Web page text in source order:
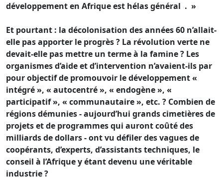
développement en Afrique est hélas général . »
Et pourtant : la décolonisation des années 60 n’allait-
elle pas apporter le progrès ? La révolution verte ne
devait-elle pas mettre un terme à la famine ? Les
organismes d’aide et d’intervention n’avaient-ils par
pour objectif de promouvoir le développement «
intégré », « autocentré », « endogène », «
participatif », « communautaire », etc. ? Combien de
régions démunies - aujourd’hui grands cimetières de
projets et de programmes qui auront coûté des
milliards de dollars - ont vu défiler des vagues de
coopérants, d’experts, d’assistants techniques, le
conseil à l’Afrique y étant devenu une véritable
industrie ?